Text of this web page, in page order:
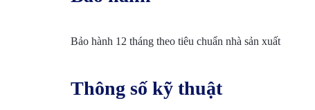
CHẤM
CÔNG.CUNG
Bảo hành 12 tháng theo tiêu chuẩn nhà sản xuất
Thông số kỹ thuật